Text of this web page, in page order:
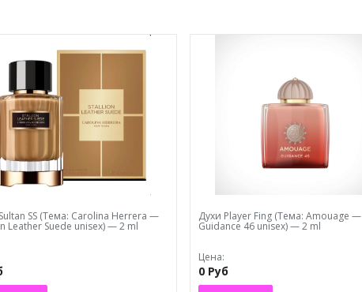
SS (Тема: Carolina Herrera —
Leather Suede unisex) — 2 ml
Духи Plaуеr Fing (Тема: Amouage —
Guidance 46 unisex) — 2 ml
Цена:
0 Руб